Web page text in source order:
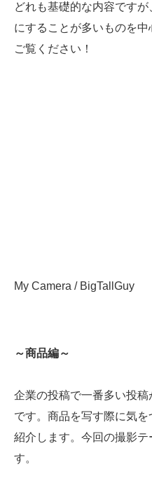
どれも基礎的な内容です
にすることが多いものを
ご覧ください！
My Camera / BigTallGuy
～商品編～
企業の投稿で一番多い投
です。商品を写す際に気
紹介します。今回の撮影
す。